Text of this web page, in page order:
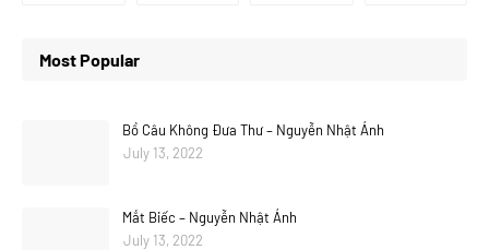
Most Popular
Bồ Câu Không Đưa Thư – Nguyễn Nhật Ánh
July 13, 2022
Mắt Biếc – Nguyễn Nhật Ánh
July 13, 2022